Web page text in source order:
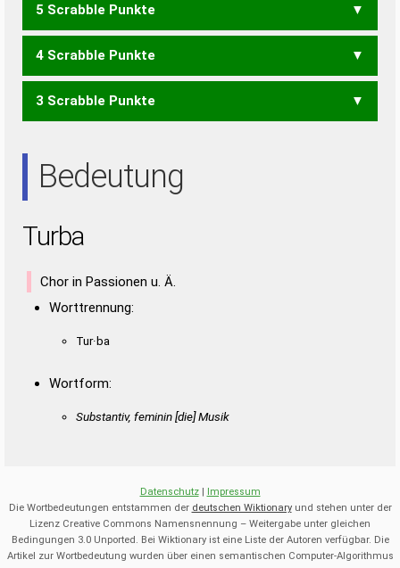
ABTU BART BAUT BRAT
TAUB
TRAB TRUB TUBA
5 Scrabble Punkte
ABT BAR BAT BAU TAB
4 Scrabble Punkte
RAUT TRAU URAT
3 Scrabble Punkte
Bedeutung
Turba
Chor in Passionen u. Ä.
Worttrennung:
Tur·ba
Wortform:
Substantiv, feminin [die] Musik
Datenschutz| Impressum
Die Wortbedeutungen entstammen der deutschen Wiktionaryund stehen unter der
Lizenz Creative Commons Namensnennung – Weitergabe unter gleichen
Bedingungen 3.0 Unported. Bei Wiktionary ist eine Liste der Autoren verfügbar. Die
Artikel zur Wortbedeutung wurden über einen semantischen Computer-Algorithmus